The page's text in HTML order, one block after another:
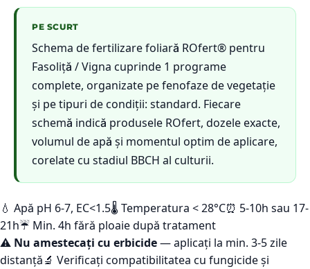
PE SCURT
Schema de fertilizare foliară ROfert® pentru
Fasoliță / Vigna cuprinde 1 programe
complete, organizate pe fenofaze de vegetație
și pe tipuri de condiții: standard. Fiecare
schemă indică produsele ROfert, dozele exacte,
volumul de apă și momentul optim de aplicare,
corelate cu stadiul BBCH al culturii.
💧 Apă pH 6-7, EC<1.5🌡️ Temperatura < 28°C⏰ 5-10h sau 17-
21h☔ Min. 4h fără ploaie după tratament
⚠️ Nu amestecați cu erbicide— aplicați la min. 3-5 zile
distanță🔬 Verificați compatibilitatea cu fungicide și